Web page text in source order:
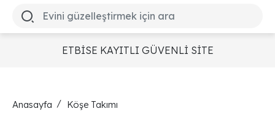
ETBİSE KAYITLI GÜVENLİ SİTE
Anasayfa Köşe Takımı